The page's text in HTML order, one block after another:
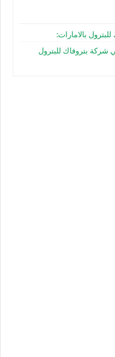
بالامارات:
بتروفاك للبترول